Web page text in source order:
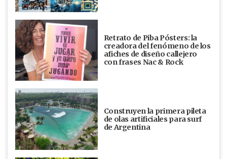
Retrato de Piba Pósters: la
creadora del fenómeno de los
afiches de diseño callejero
con frases Nac & Rock
Construyen la primera pileta
de olas artificiales para surf
de Argentina